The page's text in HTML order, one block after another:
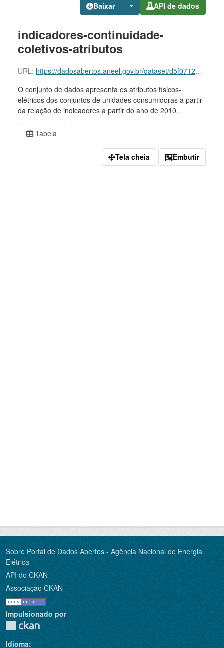
Baixar API de dados
indicadores-continuidade-
coletivos-atributos
URL: https://dadosabertos.aneel.gov.br/dataset/d5f0712e-62f6-4736-8dff-9991f10758a7/resource/3c780aca-38cf-406d-9d45-f07a9216eef2/download/indicadores-continuidade-coletivos-atributos.csv
O conjunto de dados apresenta os atributos físicos-
elétricos dos conjuntos de unidades consumidoras a partir
da relação de indicadores a partir do ano de 2010.
Tabela
Tela cheia Embutir
Sobre Portal de Dados Abertos - Agência Nacional de Energia
Elétrica
API do CKAN
Associação CKAN
Impulsionado por
Idioma